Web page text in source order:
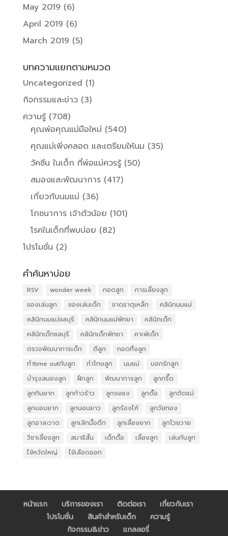
May 2019 (6)
April 2019 (6)
March 2019 (5)
บทความแยกตามหมวด
Uncategorized (1)
กิจกรรมและข่าว(3)
ความรู้(708)
คุณพ่อคุณแม่มือใหม่ (540)
คุณแม่เพิ่งคลอด และเตรียมให้นม (35)
วัคซีน ในเด็ก ที่พ่อแม่ควรรู้(50)
สมองและพัฒนาการ(417)
เกี่ยวกับนมแม่ (36)
โภชนาการ เจ้าตัวน้อย (101)
โรคในเด็กที่พบบ่อย (82)
โปรโมชั่น (2)
คำค้นหาบ่อย
RSV wonder week กอดลูก
การเลี้ยงลูก
ของเล่นลูก
ของเล่นเด็ก ขาดธาตุเหล็ก
คลินิกนมแม่
คลินิกนมแม่ชลบุรี
คลินิกนมแม่พัทยา
คลินิกเด็ก
คลินิกเด็กชลบุรี
คลินิกเด็กพัทยา
คาเฟ่เด็ก
ตรวจพัฒนาการเด็ก
ตีลูก
ทอดทิ้งลูก
ทำtime outกับลูก
ทำโทษลูก นมแม่
บอกรักลูก
บำรุงสมองลูก
ฝึกลูก พัฒนาการลูก
ลูกกรี๊ด
ลูกกินยาก
ลูกก้าวร้าว ลูกงอแง ลูกดื้อ
ลูกติดแม่
ลูกนอนยาก
ลูกนอนยาว ลูกร้องไห้
ลูกวัยทอง
ลูกอาละวาด
ลูกเลิกมื้อดึก ลูกเลี้ยงยาก
ลูกโวยวาย
วิชาเลี้ยงลูก
สมาธิสั้น เด็กดื้อ เลี้ยงลูก
เล่นกับลูก
ไข้หวัดใหญ่
ไข้เลือดออก
หน้าแรก บริการของเรา ติดต่อเรา
เกี่ยวกับเรา
โปรโมชั่น
สินค้าสำหรับเด็ก
ความรู้
กิจกรรม&ข่าว
แกลลอรี่